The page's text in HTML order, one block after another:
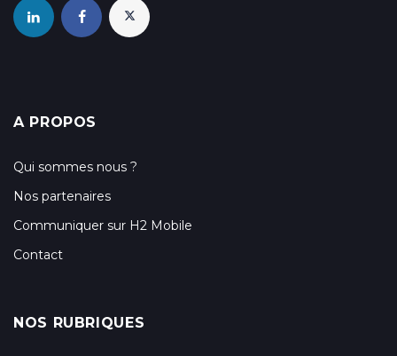
A PROPOS
Qui sommes nous ?
Nos partenaires
Communiquer sur H2 Mobile
Contact
NOS RUBRIQUES